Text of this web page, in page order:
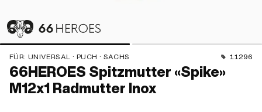
FÜR: UNIVERSAL · PUCH · SACHS 11296
66HEROES Spitzmutter «Spike»
M12x1 Radmutter Inox